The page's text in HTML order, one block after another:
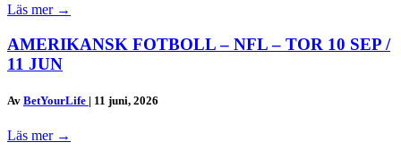
Läs mer →
AMERIKANSK FOTBOLL – NFL – TOR 10 SEP /
11 JUN
Av BetYourLife | 11 juni, 2026
Läs mer →